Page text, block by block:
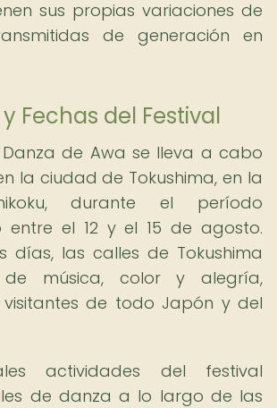
sus propias variaciones de
de generación en
Fechas del Festival
Danza de Awa se lleva a cabo
la ciudad de Tokushima, en la
durante el período
entre el 12 y el 15 de agosto.
días, las calles de Tokushima
música, color y alegría,
de todo Japón y del
actividades del festival
de danza a lo largo de las